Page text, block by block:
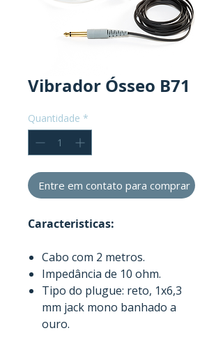
Vibrador Ósseo B71
Quantidade *
Entre em contato para comprar
Caracteristicas:
Cabo com 2 metros.
Impedância de 10 ohm.
Tipo do plugue: reto, 1x6,3
mm jack mono banhado a
ouro.